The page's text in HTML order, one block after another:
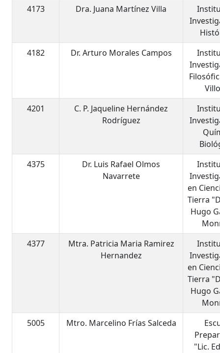
4173
Dra. Juana Martínez Villa
4182
Dr. Arturo Morales Campos
4201
C. P. Jaqueline Hernández
Rodríguez
4375
Dr. Luis Rafael Olmos
Navarrete
en
Tierra
Hugo
4377
Mtra. Patricia Maria Ramirez
Hernandez
en
Tierra
Hugo
5005
Mtro. Marcelino Frías Salceda
"Lic.